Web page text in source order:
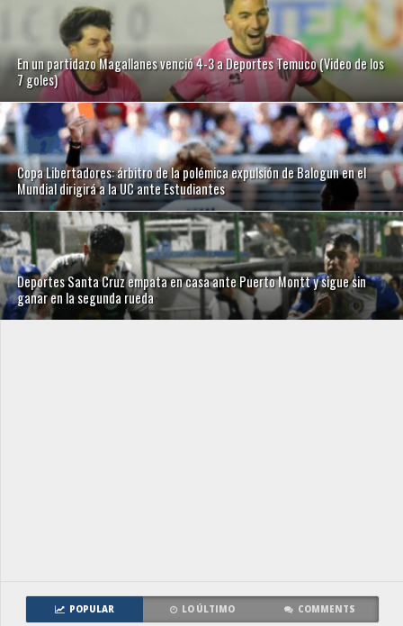
En un partidazo Magallanes venció 4-3 a Deportes Temuco (Video de los
7 goles)
Copa Libertadores: árbitro de la polémica expulsión de Balogun en el
Mundial dirigirá a la UC ante Estudiantes
Deportes Santa Cruz empata en casa ante Puerto Montt y sigue sin
ganar en la segunda rueda
POPULAR LO ÚLTIMO COMMENTS